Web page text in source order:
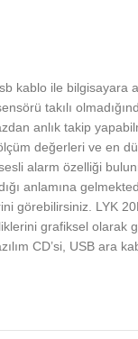
kablo ile bilgisayara
takılı
anlık takip
değerleri ve en
alarm özelliği
anlamına
görebilirsiniz. LYK
grafiksel olarak
CD’si, USB ara